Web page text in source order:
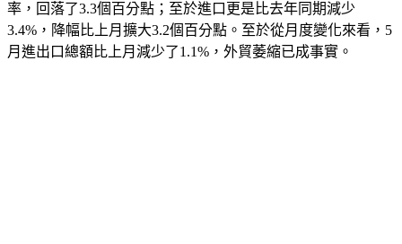
率，回落了3.3個百分點；至於進口更是比去年同期減少
3.4%，降幅比上月擴大3.2個百分點。至於從月度變化來看，5
月進出口總額比上月減少了1.1%，外貿萎縮已成事實。